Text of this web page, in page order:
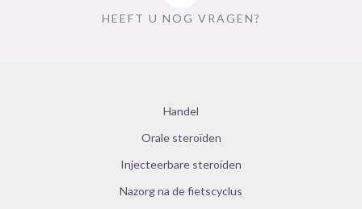
HEEFT U NOG VRAGEN?
Handel
Orale steroïden
Injecteerbare steroïden
Nazorg na de fietscyclus